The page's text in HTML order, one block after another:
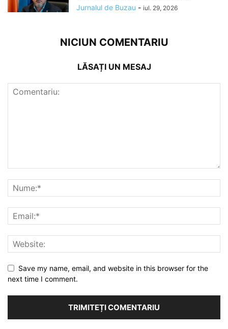
Jurnalul de Buzau - iul. 29, 2026
NICIUN COMENTARIU
LĂSAȚI UN MESAJ
Save my name, email, and website in this browser for the
next time I comment.